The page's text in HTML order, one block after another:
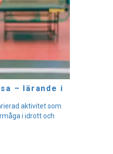
– lärande i
aktivitet som
i idrott och